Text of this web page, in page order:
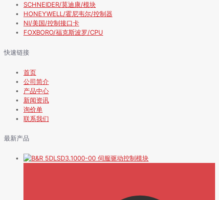
SCHNEIDER/莫迪康/模块
HONEYWELL/霍尼韦尔/控制器
NI/美国/控制接口卡
FOXBORO/福克斯波罗/CPU
快速链接
首页
公司简介
产品中心
新闻资讯
询价单
联系我们
最新产品